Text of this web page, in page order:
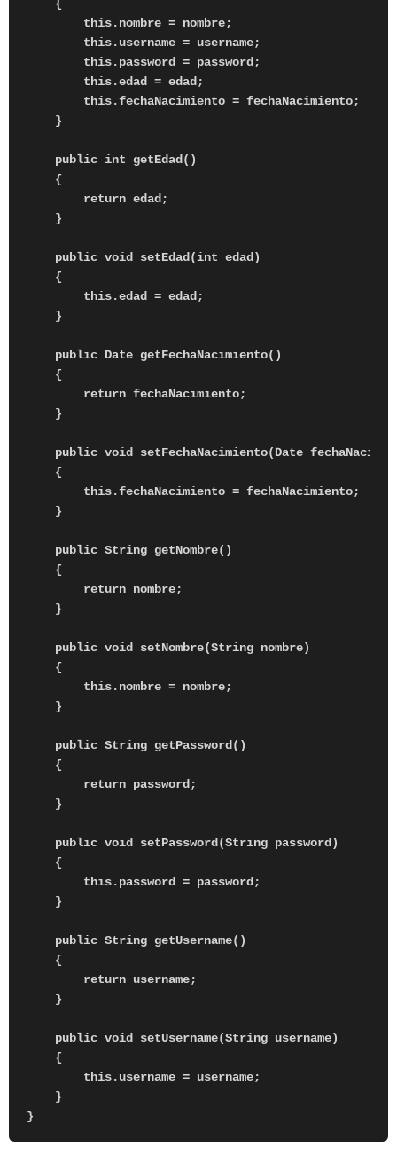
    {
        this.nombre = nombre;
        this.username = username;
        this.password = password;
        this.edad = edad;
        this.fechaNacimiento = fechaNacimiento;
    }
    public int getEdad()
    {
        return edad;
    }
    public void setEdad(int edad)
    {
        this.edad = edad;
    }
    public Date getFechaNacimiento()
    {
        return fechaNacimiento;
    }
public void setFechaNacimiento(Date
    {
        this.fechaNacimiento = fechaNacimiento;
    }
    public String getNombre()
    {
        return nombre;
    }
    public void setNombre(String nombre)
    {
        this.nombre = nombre;
    }
    public String getPassword()
    {
        return password;
    }
    public void setPassword(String password)
    {
        this.password = password;
    }
    public String getUsername()
    {
        return username;
    }
    public void setUsername(String username)
    {
        this.username = username;
    }